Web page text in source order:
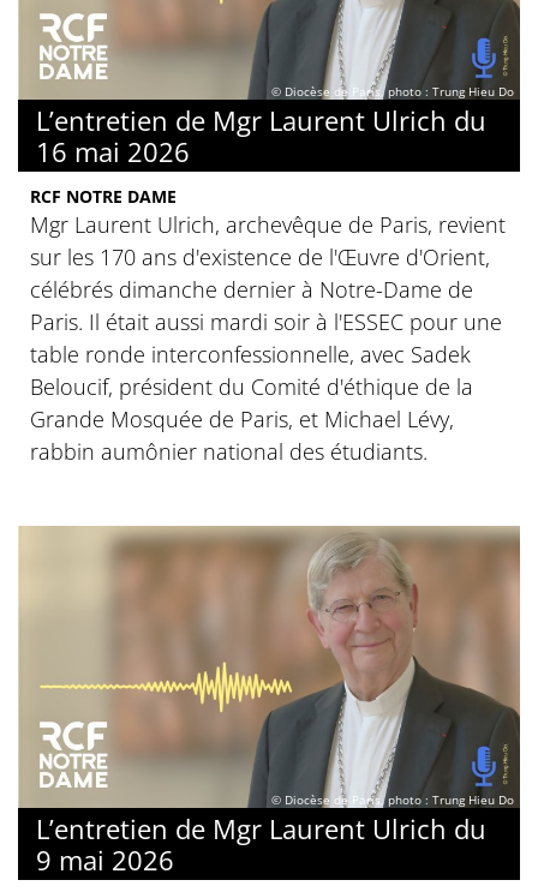
© Diocèse de Paris, photo : Trung Hieu Do
L’entretien de Mgr Laurent Ulrich du
16 mai 2026
RCF NOTRE DAME
Mgr Laurent Ulrich, archevêque de Paris, revient
sur les 170 ans d'existence de l'Œuvre d'Orient,
célébrés dimanche dernier à Notre-Dame de
Paris. Il était aussi mardi soir à l'ESSEC pour une
table ronde interconfessionnelle, avec Sadek
Beloucif, président du Comité d'éthique de la
Grande Mosquée de Paris, et Michael Lévy,
rabbin aumônier national des étudiants.
© Diocèse de Paris, photo : Trung Hieu Do
L’entretien de Mgr Laurent Ulrich du
9 mai 2026